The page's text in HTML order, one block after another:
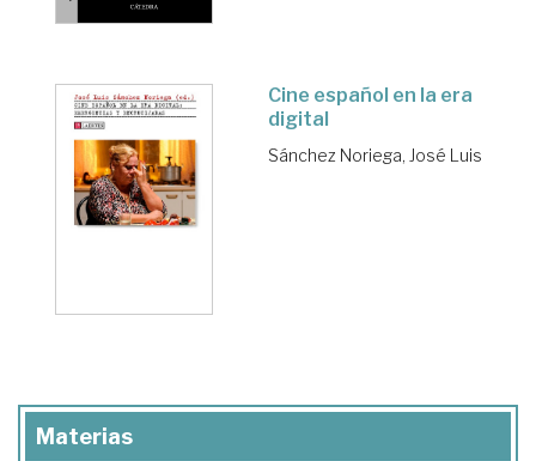
Cine español en la era
digital
Sánchez Noriega, José Luis
Materias